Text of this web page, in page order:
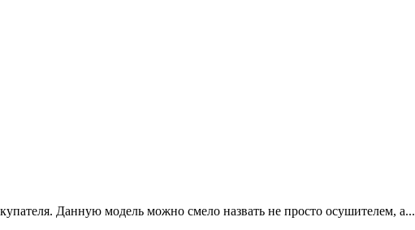
Данную модель можно смело назвать не просто осушителем, а...